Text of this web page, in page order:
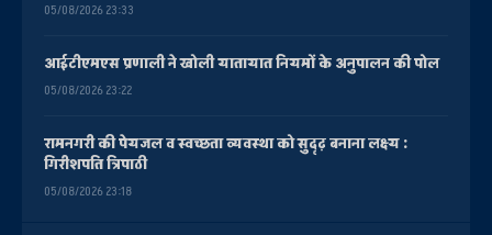
05/08/2026 23:33
आईटीएमएस प्रणाली ने खोली यातायात नियमों के अनुपालन की पोल
05/08/2026 23:22
रामनगरी की पेयजल व स्वच्छता व्यवस्था को सुदृढ़ बनाना लक्ष्य :
गिरीशपति त्रिपाठी
05/08/2026 23:18